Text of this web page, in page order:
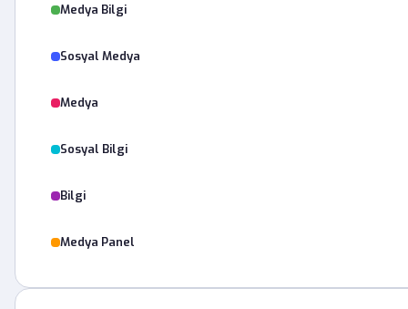
Medya Bilgi
Sosyal Medya
Medya
Sosyal Bilgi
Bilgi
Medya Panel